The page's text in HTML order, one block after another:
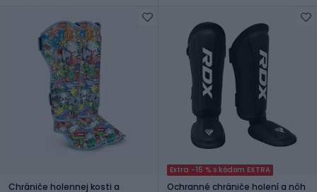
Chrániče holennej kosti a
Extra -15 % s kódom EXTRA
Ochranné chrániče holení a nôh